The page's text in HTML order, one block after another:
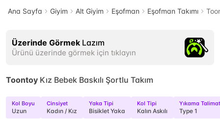
Ana Sayfa Giyim Alt Giyim Eşofman Eşofman Takımı
Üzerinde Görmek Lazım
Ürünü üzerinde görmek için tıklayın
Toontoy Kız Bebek Baskılı Şortlu Takım
Kol Boyu
Uzun
Cinsiyet
Kadın / Kız
Yaka Tipi
Bisiklet Yaka
Kol Tipi
Kalın Askılı
Yıkama
Type 1